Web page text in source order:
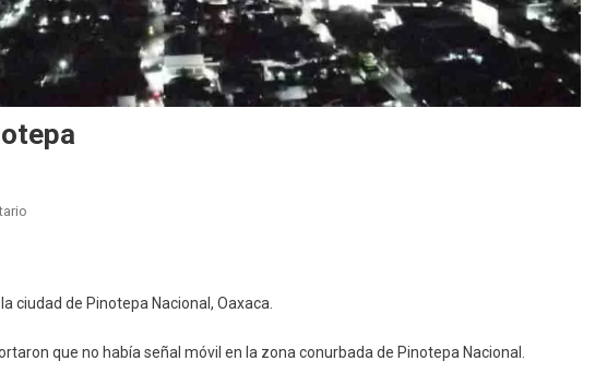
A
ciudad de Pinotepa Nacional, Oaxaca.
que no había señal móvil en la zona conurbada de Pinotepa Nacional.